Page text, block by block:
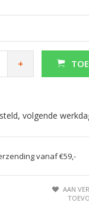
+
volgende
vanaf €59,-
AAN